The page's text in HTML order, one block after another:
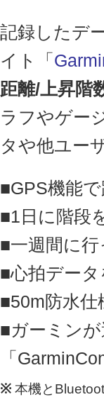
記録したデ
イト「
距離/上昇階
ラフやゲー
タや他ユー
■GPS機能
■1日に階段
■一週間に
■心拍デー
■50m防水仕
■ガーミン
「
※ 本機と